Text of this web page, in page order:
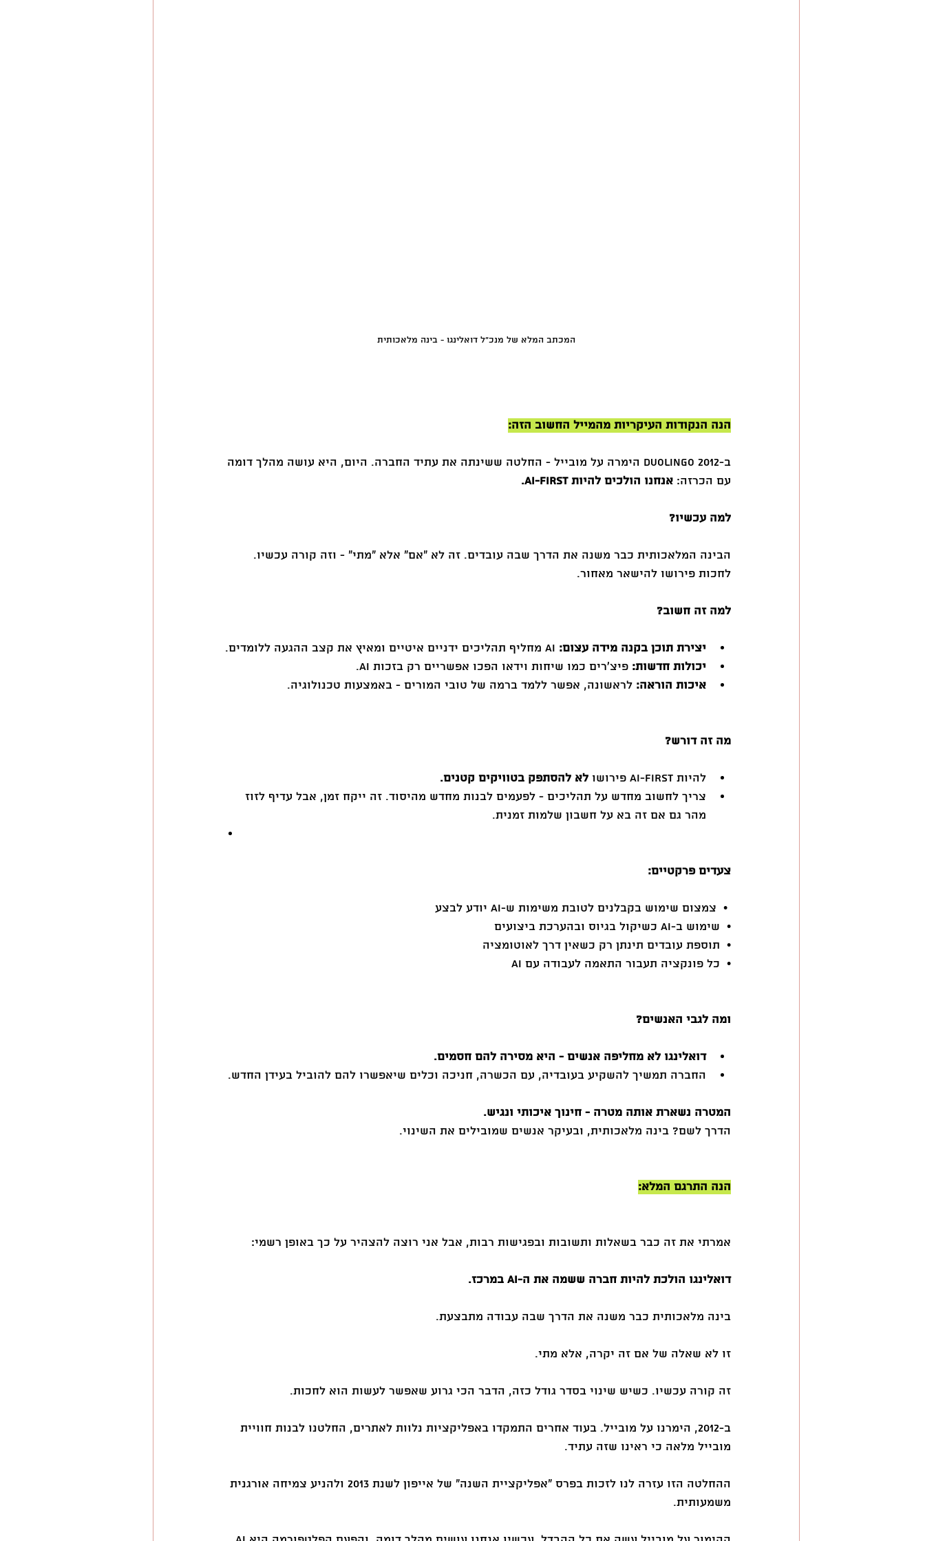
המכתב המלא של מנכ״ל דואלינגו - בינה מלאכותית
הנה הנקודות העיקריות מהמייל החשוב הזה:
ב-2012 Duolingo הימרה על מובייל - החלטה ששינתה את עתיד החברה. היום, היא עושה מהלך דומה
עם הכרזה: אנחנו הולכים להיות AI-First.
למה עכשיו?
הבינה המלאכותית כבר משנה את הדרך שבה עובדים. זה לא “אם” אלא “מתי” - וזה קורה עכשיו.
לחכות פירושו להישאר מאחור.
למה זה חשוב?
יצירת תוכן בקנה מידה עצום:
יכולות חדשות: פיצ’רים כמו שיחות וידאו הפכו אפשריים רק בזכות AI.
איכות הוראה: לראשונה, אפשר ללמד ברמה של טובי המורים - באמצעות טכנולוגיה.
מה זה דורש?
להיות AI-First פירושו
לא להסתפק בטוויקים קטנים.
צריך לחשוב מחדש על תהליכים - לפעמים לבנות מחדש מהיסוד. זה ייקח זמן, אבל עדיף לזוז
מהר גם אם זה בא על חשבון שלמות זמנית.
צעדים פרקטיים:
•  צמצום שימוש בקבלנים לטובת משימות ש-AI יודע לבצע
•  שימוש ב-AI כשיקול בגיוס ובהערכת ביצועים
•  תוספת עובדים תינתן רק כשאין דרך לאוטומציה
•  כל פונקציה תעבור התאמה לעבודה עם AI
ומה לגבי האנשים?
דואלינגו לא מחליפה אנשים - היא מסירה להם חסמים.
החברה תמשיך להשקיע בעובדיה, עם הכשרה, חניכה וכלים שיאפשרו להם להוביל בעידן החדש.
המטרה נשארת אותה מטרה - חינוך איכותי ונגיש.
הדרך לשם? בינה מלאכותית, ובעיקר אנשים שמובילים את השינוי.
הנה התרגם המלא:
אמרתי את זה כבר בשאלות ותשובות ובפגישות רבות, אבל אני רוצה להצהיר על כך באופן רשמי:
דואלינגו הולכת להיות חברה ששמה את ה-AI במרכז.
בינה מלאכותית כבר משנה את הדרך שבה עבודה מתבצעת.
זו לא שאלה של אם זה יקרה, אלא מתי.
זה קורה עכשיו. כשיש שינוי בסדר גודל כזה, הדבר הכי גרוע שאפשר לעשות הוא לחכות.
ב-2012, הימרנו על מובייל. בעוד אחרים התמקדו באפליקציות נלוות לאתרים, החלטנו לבנות חוויית
מובייל מלאה כי ראינו שזה עתיד.
ההחלטה הזו עזרה לנו לזכות בפרס “אפליקציית השנה” של אייפון לשנת 2013 ולהניע צמיחה אורגנית
משמעותית.